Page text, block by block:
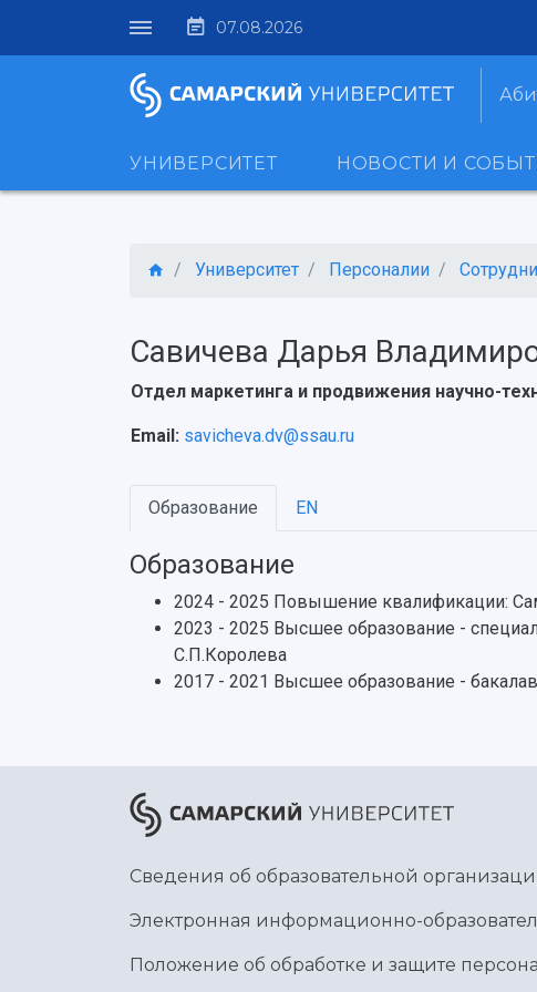
07.08.2026
УНИВЕРСИТЕТ НОВОСТИ И
Университет Персоналии
Савичева Дарья
Отдел маркетинга и продвижения научно-
Email: savicheva.dv@ssau.ru
Образование EN
Образование
2024 - 2025 Повышение квалификации:
2023 - 2025 Высшее образование -
С.П.Королева
2017 - 2021 Высшее образование -
Сведения об образовательной
Электронная информационно-
Положение об обработке и защите